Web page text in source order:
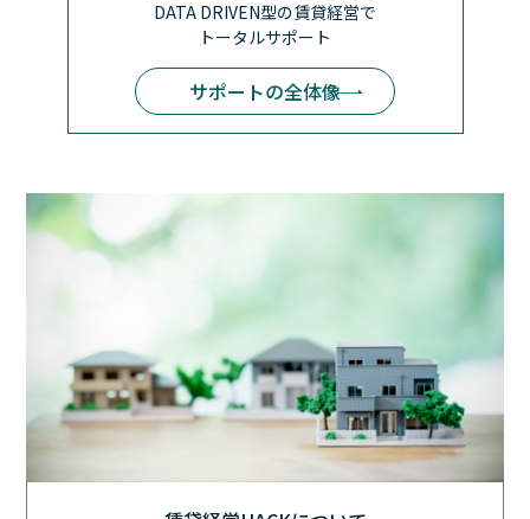
DATA DRIVEN型の賃貸経営で
トータルサポート
サポートの全体像